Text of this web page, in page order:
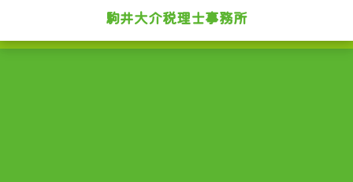
駒井大介税理士事務所